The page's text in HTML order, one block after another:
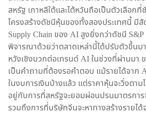
สหรัฐ เกาหลีใต้และไต้หวันถือเป็นตัวเลือก
โครงสร้างดัชนีหุ้นของทั้งสองประเทศนี้ มี
Supply Chain ของ AI สูงยิ่งกว่าดัชนี
พิจารณาด้วยว่าตลาดเหล่านี้ได้ปรับตัวขึ้นม
หวังเชิงบวกต่อเทรนด์ AI ในช่วงที่ผ่านมา
เป็นคำถามที่ต้องรอคำตอบ แม้รายได้จาก
ในงบการเงินบ้างแล้ว แต่ราคาหุ้นจะวิ่งตา
อยู่กับการที่สหรัฐจะยอมผ่อนปรนมาตรกา
รวมถึงการที่บริษัทจีนจะหาทางสร้างรายได้